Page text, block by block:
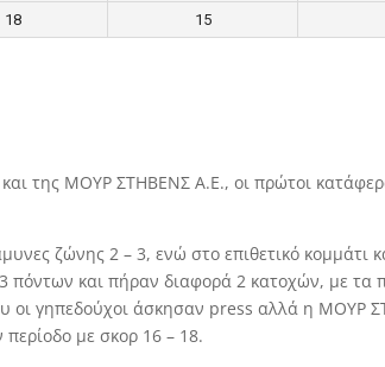
18 15
της ΜΟΥΡ ΣΤΗΒΕΝΣ Α.Ε., οι πρώτοι
ζώνης 2 – 3, ενώ στο επιθετικό κομμάτι
και πήραν διαφορά 2 κατοχών, με τα
οι γηπεδούχοι άσκησαν press αλλά η ΜΟΥΡ
περίοδο με σκορ 16 – 18.